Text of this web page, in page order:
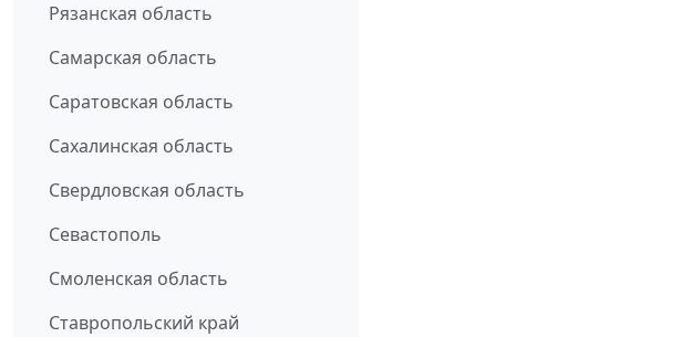
Рязанская область
Самарская область
Саратовская область
Сахалинская область
Свердловская область
Севастополь
Смоленская область
Ставропольский край